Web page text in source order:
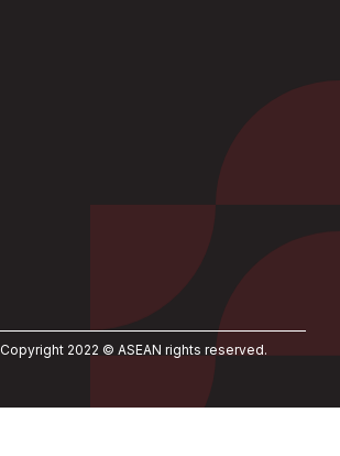
Copyright 2022 © ASEAN rights reserved.